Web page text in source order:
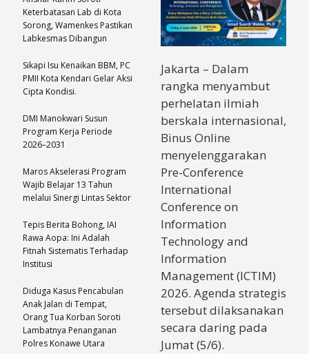
Jakarta – Dalam
rangka menyambut
perhelatan ilmiah
berskala internasional,
Binus Online
menyelenggarakan
Pre-Conference
International
Conference on
Information
Technology and
Information
Management (ICTIM)
2026. Agenda strategis
tersebut dilaksanakan
secara daring pada
Jumat (5/6).
Keterbatasan Lab di Kota
Sorong, Wamenkes Pastikan
Labkesmas Dibangun
Sikapi Isu Kenaikan BBM, PC
PMII Kota Kendari Gelar Aksi
Cipta Kondisi.
DMI Manokwari Susun
Program Kerja Periode
2026–2031
Maros Akselerasi Program
Wajib Belajar 13 Tahun
melalui Sinergi Lintas Sektor
Tepis Berita Bohong, IAI
Rawa Aopa: Ini Adalah
Fitnah Sistematis Terhadap
Institusi
Diduga Kasus Pencabulan
Anak Jalan di Tempat,
Orang Tua Korban Soroti
Lambatnya Penanganan
Polres Konawe Utara